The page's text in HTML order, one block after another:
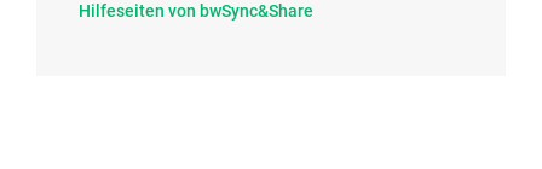
Hilfeseiten von bwSync&Share